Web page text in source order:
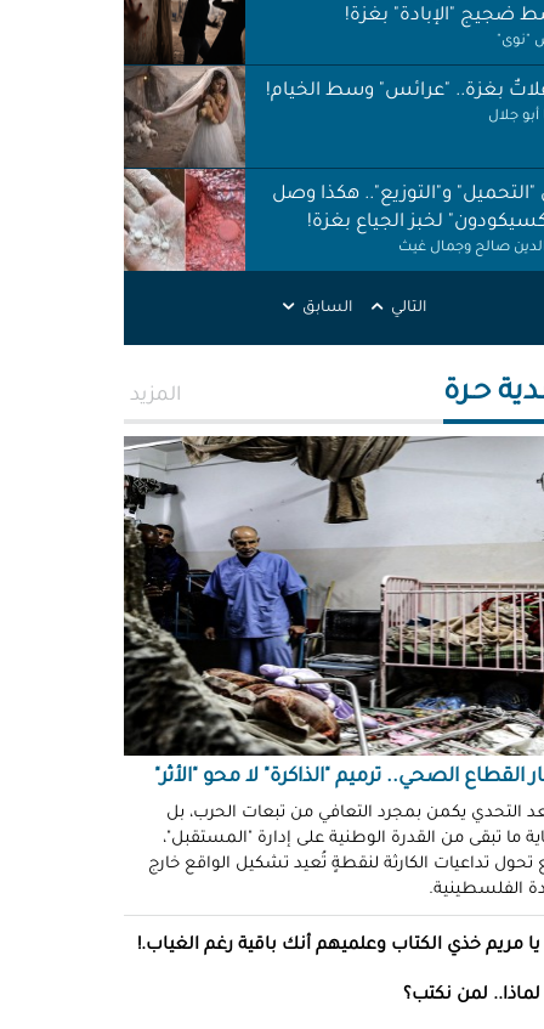
ضجيج "الإبادة" بغزة!
"نوى"
بغزة.. "عرائس" وسط الخيام!
جلال
"التحميل" و"التوزيع".. هكذا وصل
لخبز الجياع بغزة!
الدين صالح وجمال غيث
نظافة في الظل.. لا حقوق ولا
غزة قنابل موقوتة.. خَرابٌ نَخَر
والتربة!
الله التركماني ورشا فرحات
وضحكوا".. انتهاكات جنسية
في سجون "إسرائيل"!
طولكرم بين وعود الإغاثة وواقع
سلامة
الشُّهود.. نهجٌ "إسرائيلي"
من العقاب!
توفيق
"الشبح" بغزة.. هويّات تُكشف
مرة!
قاتلة.. مضادات حيوية في قِطع
كريم"!
التالي السابق
حـرة المزيد
القطاع الصحي.. ترميم "الذاكرة" لا محو "الأثر"
التحدي يكمن بمجرد التعافي من تبعات الحرب، بل
ما تبقى من القدرة الوطنية على إدارة "المستقبل"،
تحول تداعيات الكارثة لنقطةٍ تُعيد تشكيل الواقع خارج
الفلسطينية.
يا مريم خذي الكتاب وعلميهم أنك باقية رغم الغياب.!
لماذا.. لمن نكتب؟